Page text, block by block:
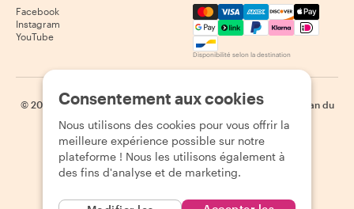
Facebook
Instagram
YouTube
Mastercard, Visa, Amex,
Disponibilité selon la destination
© 2026 Withlocals.com | Politique de confidentialité | Cookies
Plan du
site
Consentement aux cookies
Nous utilisons des cookies pour vous offrir la
meilleure expérience possible sur notre
plateforme ! Nous les utilisons également à
des fins d'analyse et de marketing.